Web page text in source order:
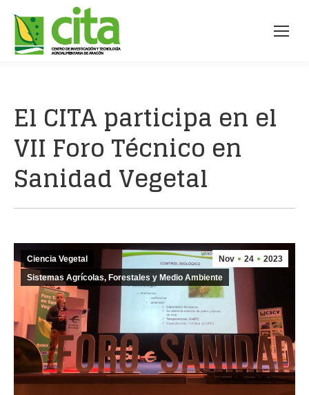
El CITA participa en el
VII Foro Técnico en
Sanidad Vegetal
Nov 24 2023
Ciencia Vegetal
Sistemas Agrícolas, Forestales y Medio Ambiente